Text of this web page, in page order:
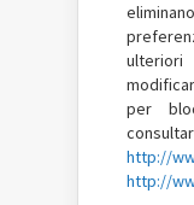
per
http://
http://